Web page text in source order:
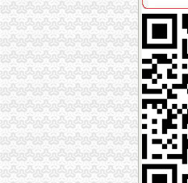
重庆
关于
专业
中原
朝天
【
代办
重庆
重庆
春装
重庆